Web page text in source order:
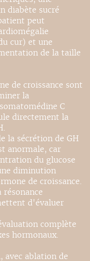
diabète sucré
peut
cur) et une
de la taille
de croissance sont
la
C
directement la
la sécrétion de GH
anormale, car
du glucose
diminution
de croissance.
d'évaluer
complète
hormonaux.
ablation de